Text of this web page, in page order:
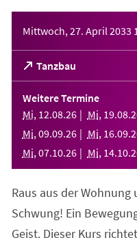
Mittwoch, 27. April 2033
Tanzbau
(Öffnet
in
einem
neuen
Tab)
Weitere Termine
Mi, 12.08.26 Mi, 19.08.
Mi, 09.09.26 Mi, 16.09.
Mi, 07.10.26 Mi, 14.10.
Raus aus der
Schwung! Ein
Geist. Dieser Kurs